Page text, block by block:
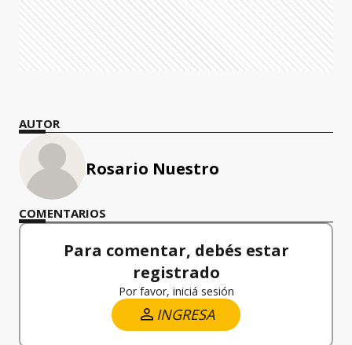
AUTOR
Rosario Nuestro
COMENTARIOS
Para comentar, debés estar
registrado
Por favor, iniciá sesión
INGRESA